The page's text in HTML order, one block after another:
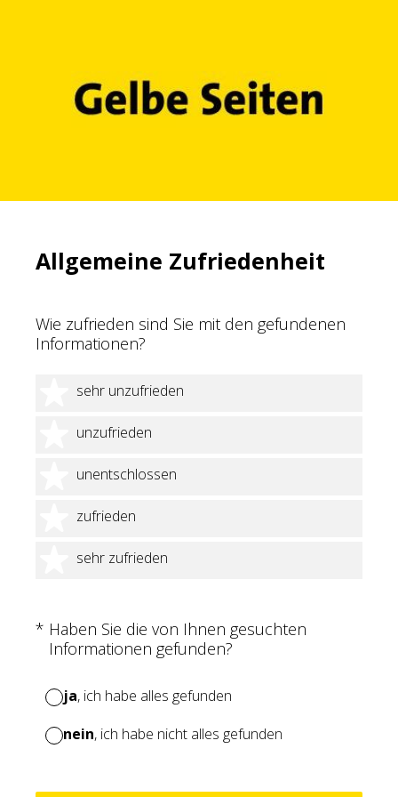
Allgemeine Zufriedenheit
Wie zufrieden sind Sie mit den gefundenen
Informationen?
sehr unzufrieden
1 Stern
unzufrieden
2 Sterne
unentschlossen
3 Sterne
zufrieden
4 Sterne
sehr zufrieden
5 Sterne
* Haben Sie die von Ihnen gesuchten
Informationen gefunden?
(Erforderlich.)
ja, ich habe alles gefunden
nein, ich habe nicht alles gefunden